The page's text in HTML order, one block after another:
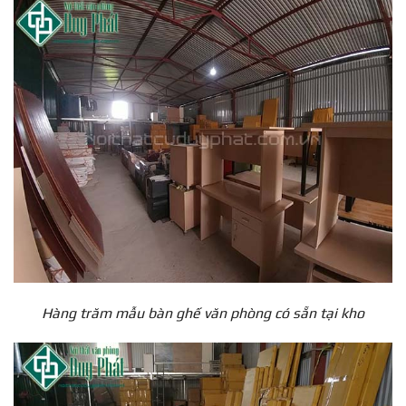
Hàng trăm mẫu bàn ghế văn phòng có sẵn tại kho